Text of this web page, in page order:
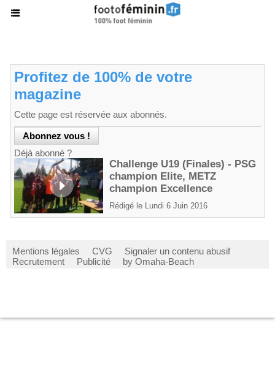
Profitez de 100% de votre
magazine
Cette page est réservée aux abonnés.
Déjà abonné ?
Challenge U19 (Finales) - PSG
champion Elite, METZ
champion Excellence
Rédigé le Lundi 6 Juin 2016
Mentions légales CVG
Signaler un contenu abusif
Recrutement
Publicité by Omaha-Beach